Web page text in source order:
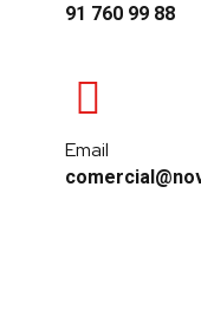
91 760 99 88
Email